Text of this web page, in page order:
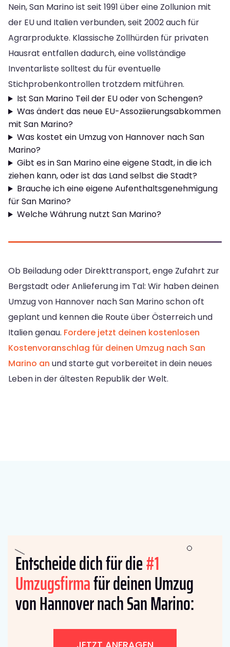
Nein, San Marino ist seit 1991 über eine Zollunion mit
der EU und Italien verbunden, seit 2002 auch für
Agrarprodukte. Klassische Zollhürden für privaten
Hausrat entfallen dadurch, eine vollständige
Inventarliste solltest du für eventuelle
Stichprobenkontrollen trotzdem mitführen.
Ist San Marino Teil der EU oder von Schengen?
Was ändert das neue EU-Assoziierungsabkommen
mit San Marino?
Was kostet ein Umzug von Hannover nach San
Marino?
Gibt es in San Marino eine eigene Stadt, in die ich
ziehen kann, oder ist das Land selbst die Stadt?
Brauche ich eine eigene Aufenthaltsgenehmigung
für San Marino?
Welche Währung nutzt San Marino?
Ob Beiladung oder Direkttransport, enge Zufahrt zur
Bergstadt oder Anlieferung im Tal: Wir haben deinen
Umzug von Hannover nach San Marino schon oft
geplant und kennen die Route über Österreich und
Italien genau. Fordere jetzt deinen kostenlosen
Kostenvoranschlag für deinen Umzug nach San
Marino an und starte gut vorbereitet in dein neues
Leben in der ältesten Republik der Welt.
Entscheide dich für die#1
Umzugsfirmafür deinen Umzug
von Hannover nach San Marino: